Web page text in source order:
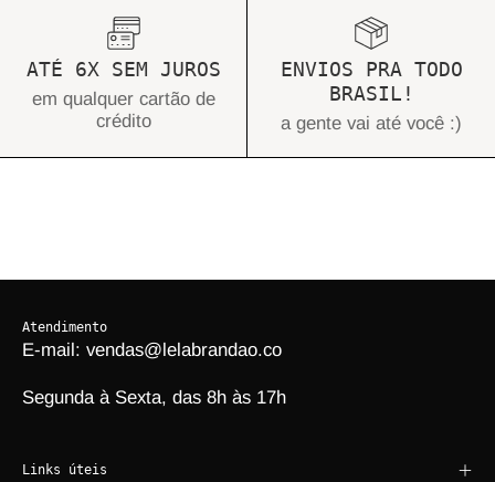
ATÉ 6X SEM JUROS
em qualquer cartão de
crédito
ENVIOS PRA TODO
BRASIL!
a gente vai até você :)
Atendimento
E-mail: vendas@lelabrandao.co
Segunda à Sexta, das 8h às 17h
Links úteis